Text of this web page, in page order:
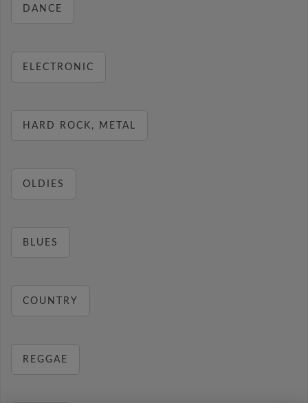
DANCE
ELECTRONIC
HARD ROCK, METAL
OLDIES
BLUES
COUNTRY
REGGAE